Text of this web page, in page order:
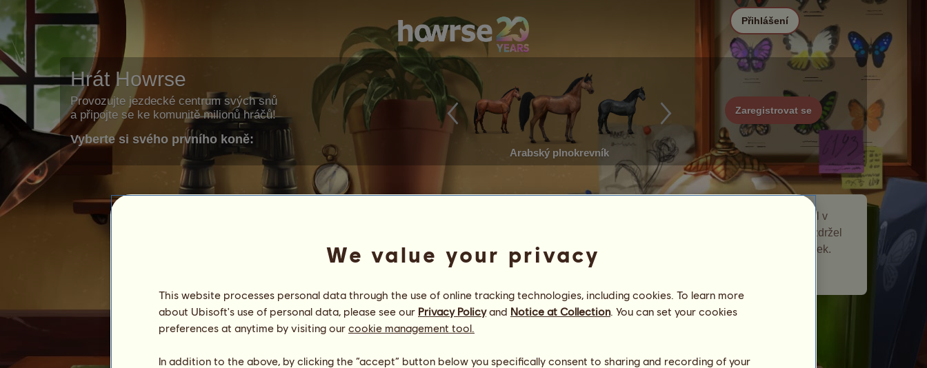
Hrát Howrse
Provozujte jezdecké centrum svých snů
a připojte se ke komunitě milionů hráčů!
Vyberte si svého prvního koně:
Arabský plnokrevník
Zaregistrovat se
Přihlášení
Greta oto je toulavý kůň, který se objevil v
události toulaví koně. Krátce se zdržel
na vaší chovné farmě a nechal vám dárek.
We value your privacy
This website processes personal data through the use of online tracking technologies, including cookies. To learn more
about Ubisoft's use of personal data, please see our Privacy Policyand Notice at Collection. You can set your cookies
preferences at anytime by visiting our cookie management tool.
In addition to the above, by clicking the “accept” button below you specifically consent to sharing and recording of your